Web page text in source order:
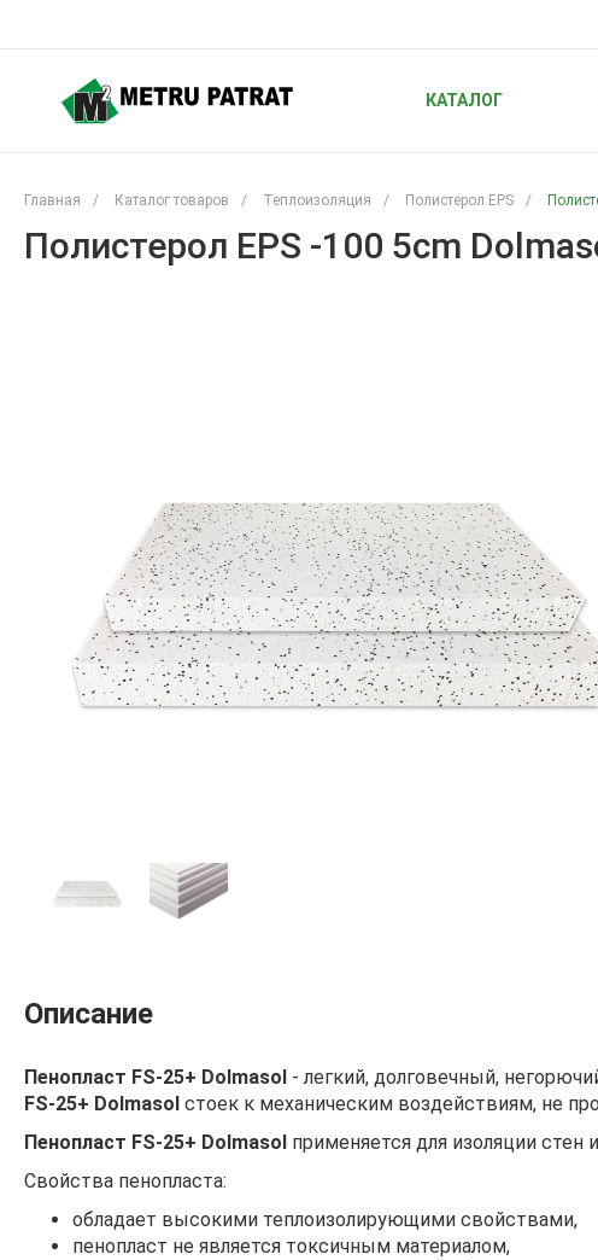
КАТАЛОГ
Главная / Каталог товаров / Теплоизоляция / Полистерол EPS /
Полистерол EPS -100 5cm
Описание
Пенопласт FS-25+ Dolmasol - легкий, долговечный,
FS-25+ Dolmasol стоек к механическим воздействиям, не
Пенопласт FS-25+ Dolmasol применяется для изоляции стен
Свойства пенопласта:
обладает высокими теплоизолирующими свойствами,
пенопласт не является токсичным материалом,